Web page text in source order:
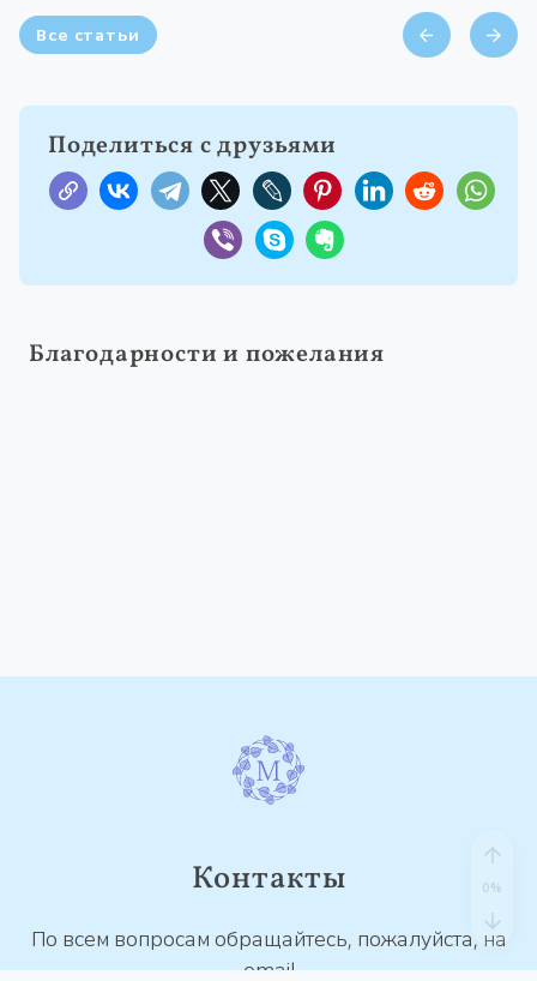
Все статьи
Поделиться с друзьями
Благодарности и пожелания
Контакты
По всем вопросам обращайтесь, пожалуйста, на
email